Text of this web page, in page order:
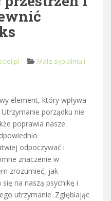
Mała sypialnia i
element, który wpływa
porządku nie
poprawia nasze
odpoczywać i
znaczenie w
zrozumieć, jak
na naszą psychikę i
utrzymanie. Zgłębiając